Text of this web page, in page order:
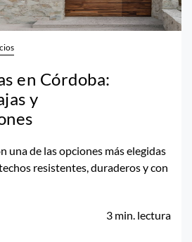
en Córdoba:
y
una de las opciones más elegidas
resistentes, duraderos y con
3 min. lectura